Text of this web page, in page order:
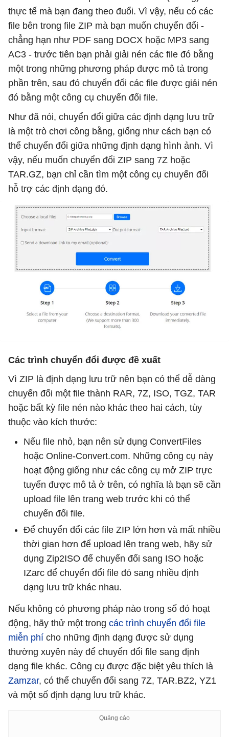
thực tế mà bạn đang theo đuổi. Vì vậy, nếu có các
file bên trong file ZIP mà bạn muốn chuyển đổi -
chẳng hạn như PDF sang DOCX hoặc MP3 sang
AC3 - trước tiên bạn phải giải nén các file đó bằng
một trong những phương pháp được mô tả trong
phần trên, sau đó chuyển đổi các file được giải nén
đó bằng một công cụ chuyển đổi file.
Như đã nói, chuyển đổi giữa các định dạng lưu trữ
là một trò chơi công bằng, giống như cách bạn có
thể chuyển đổi giữa những định dạng hình ảnh. Vì
vậy, nếu muốn chuyển đổi ZIP sang 7Z hoặc
TAR.GZ, bạn chỉ cần tìm một công cụ chuyển đổi
hỗ trợ các định dạng đó.
Các trình chuyển đổi được đề xuất
Vì ZIP là định dạng lưu trữ nên bạn có thể dễ dàng
chuyển đổi một file thành RAR, 7Z, ISO, TGZ, TAR
hoặc bất kỳ file nén nào khác theo hai cách, tùy
thuộc vào kích thước:
Nếu file nhỏ, bạn nên sử dụng ConvertFiles
hoặc Online-Convert.com. Những công cụ này
hoạt động giống như các công cụ mở ZIP trực
tuyến được mô tả ở trên, có nghĩa là bạn sẽ cần
upload file lên trang web trước khi có thể
chuyển đổi file.
Để chuyển đổi các file ZIP lớn hơn và mất nhiều
thời gian hơn để upload lên trang web, hãy sử
dụng Zip2ISO để chuyển đổi sang ISO hoặc
IZarc để chuyển đổi file đó sang nhiều định
dạng lưu trữ khác nhau.
Nếu không có phương pháp nào trong số đó hoạt
động, hãy thử một trong các trình chuyển đổi file
miễn phí cho những định dạng được sử dụng
thường xuyên này để chuyển đổi file sang định
dạng file khác. Công cụ được đặc biệt yêu thích là
Zamzar, có thể chuyển đổi sang 7Z, TAR.BZ2, YZ1
và một số định dạng lưu trữ khác.